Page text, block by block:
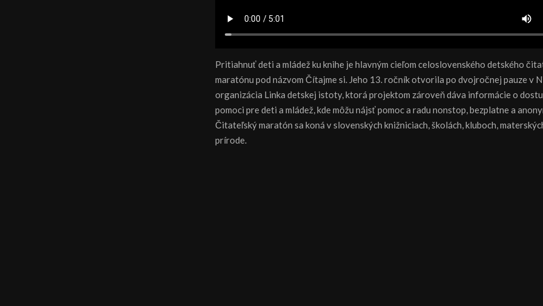
Pritiahnuť deti a mládež ku knihe je hlavným cieľom celoslovenského detského
maratónu pod názvom Čítajme si. Jeho 13. ročník otvorila po dvojročnej pauze v
organizácia Linka detskej istoty, ktorá projektom zároveň dáva informácie o
pomoci pre deti a mládež, kde môžu nájsť pomoc a radu nonstop, bezplatne a
Čitateľský maratón sa koná v slovenských knižniciach, školách, kluboch,
prírode.